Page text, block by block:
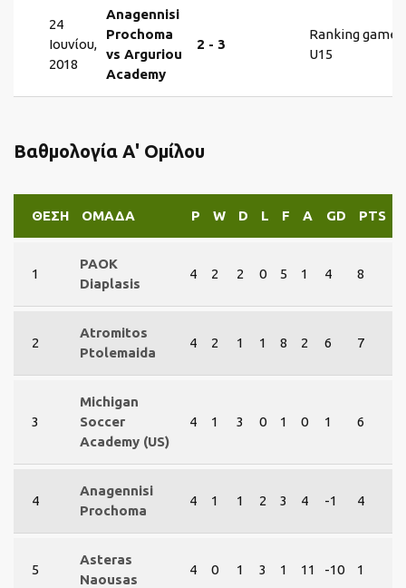
24
Ιουνίου,
2018
Anagennisi
Prochoma
vs Arguriou
Academy
2 - 3
Ranking games
U15
Βαθμολογία Α' Ομίλου
ΘΈΣΗ ΟΜΆΔΑ P W D L F A GD PTS
1
PAOK
Diaplasis
4 2 2 0 5 1 4 8
2
Atromitos
Ptolemaida
4 2 1 1 8 2 6 7
3
Michigan
Soccer
Academy (US)
4 1 3 0 1 0 1 6
4
Anagennisi
Prochoma
4 1 1 2 3 4 -1 4
5
Asteras
Naousas
4 0 1 3 1 11 -10 1